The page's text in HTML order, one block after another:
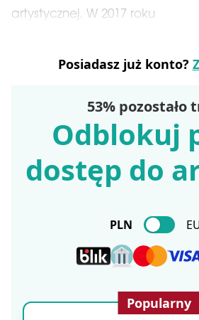
artystycznej. W 2017 roku
Posiadasz już konto?
53% pozostało
Odblokuj
dostęp do
PLN
Popularny